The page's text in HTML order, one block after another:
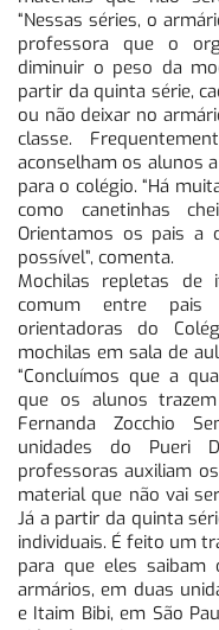
“Nessas séries, o
professora que o
diminuir o peso da
partir da quinta série,
ou não deixar no
classe.
aconselham os alunos
para o colégio. “Há
como canetinhas
Orientamos os pais a
possível”, comenta.
Mochilas repletas de
comum entre pais
orientadoras do
mochilas em sala de
“Concluímos que a
que os alunos
Fernanda Zocchio
unidades do Pueri
professoras auxiliam
material que não vai
Já a partir da quinta
individuais. É feito um
para que eles saibam
armários, em duas
e Itaim Bibi, em São